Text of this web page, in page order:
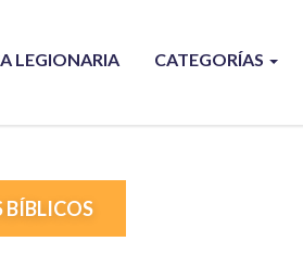
LEGIONARIA CATEGORÍAS
BÍBLICOS